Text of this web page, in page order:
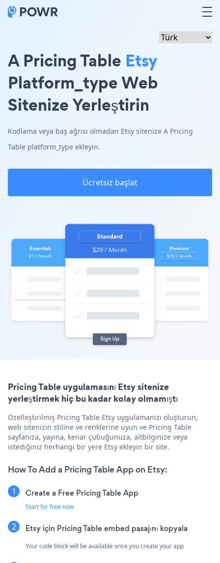
A Pricing Table Etsy
Platform_type Web
Sitenize Yerleştirin
Kodlama veya baş ağrısı olmadan Etsy sitenize A Pricing
Table platform_type ekleyin.
Ücretsiz başlat
Pricing Table uygulamasını Etsy sitenize
yerleştirmek hiç bu kadar kolay olmamıştı
Özelleştirilmiş Pricing Table Etsy uygulamanızı oluşturun,
web sitenizin stiline ve renklerine uyun ve Pricing Table
sayfanıza, yayına, kenar çubuğunuza, altbilginize veya
istediğiniz herhangi bir yere Etsy ekleyin bir site.
How To Add a Pricing Table App on Etsy:
Create a Free Pricing Table App
Start for free now
Etsy için Pricing Table embed pasajını kopyala
Your code block will be available once you create your app